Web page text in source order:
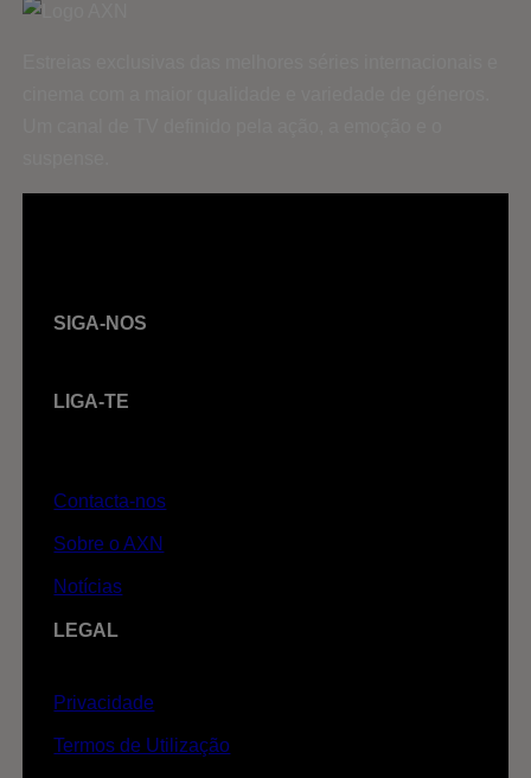
SIGA-NOS
LIGA-TE
Contacta-nos
Sobre o AXN
Notícias
LEGAL
Privacidade
Termos de Utilização